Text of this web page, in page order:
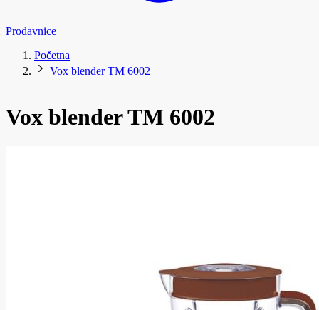
Prodavnice
Početna
Vox blender TM 6002
Vox blender TM 6002